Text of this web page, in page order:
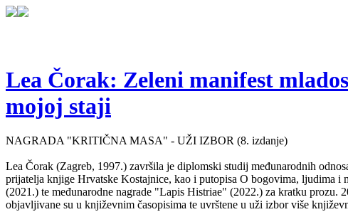
Lea Čorak: Zeleni manifest
mojoj staji
NAGRADA "KRITIČNA MASA" - UŽI IZBOR (8. izdanje)
Lea Čorak (Zagreb, 1997.) završila je diplomski studij međunarodnih
prijatelja knjige Hrvatske Kostajnice, kao i putopisa O bogovima, ljudima
(2021.) te međunarodne nagrade "Lapis Histriae" (2022.) za kratku prozu.
objavljivane su u književnim časopisima te uvrštene u uži izbor više